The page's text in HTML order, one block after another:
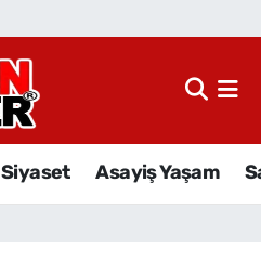
Siyaset Asayiş Yaşam